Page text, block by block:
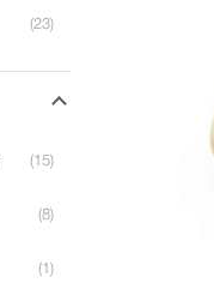
(23)
(15)
(8)
(1)